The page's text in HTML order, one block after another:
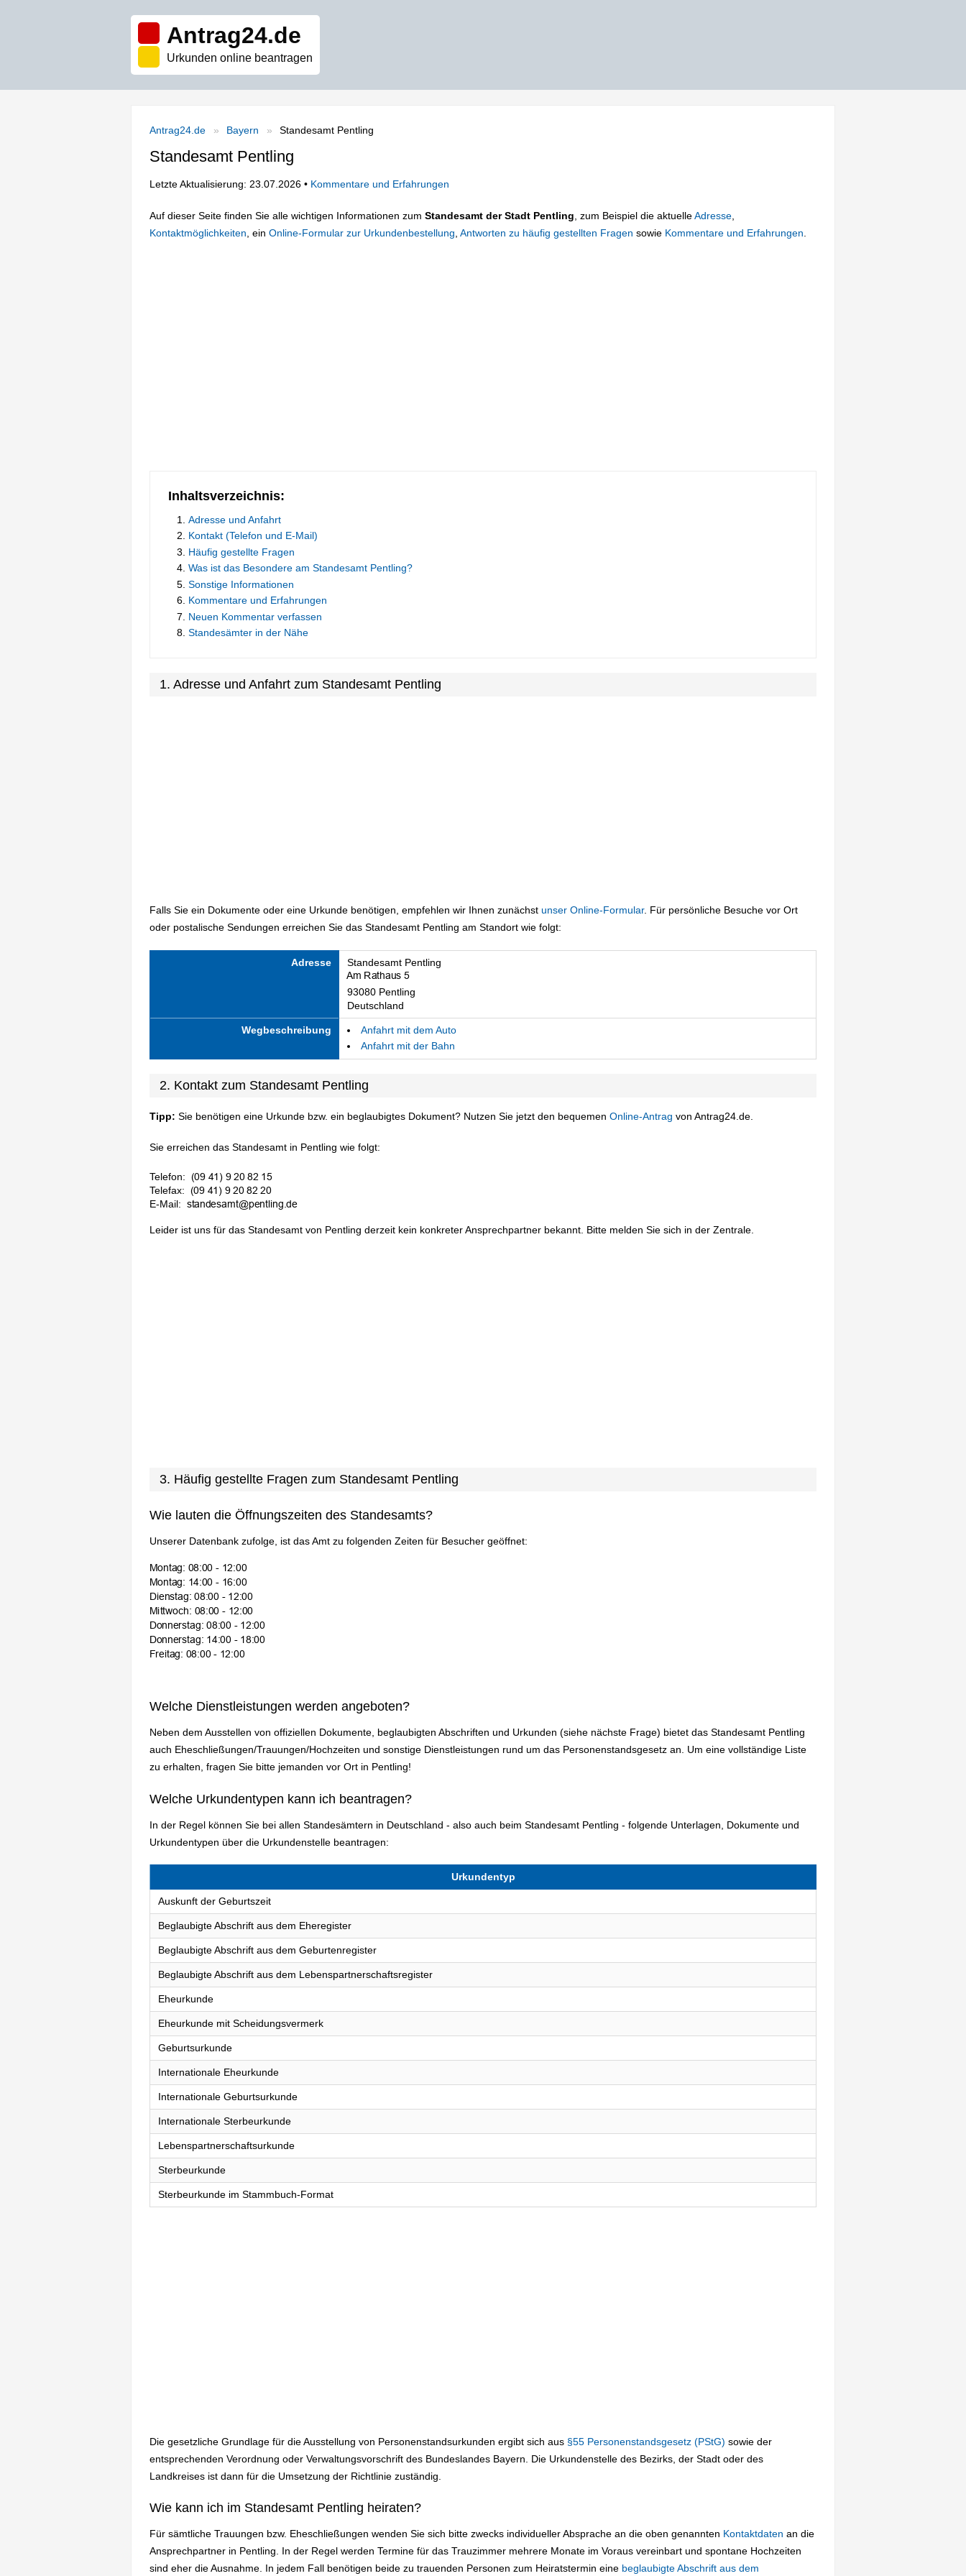
Antrag24.de
Urkunden online beantragen
Antrag24.de Bayern Standesamt Pentling
Standesamt Pentling
Letzte Aktualisierung: 23.07.2026 • Kommentare und Erfahrungen
Auf dieser Seite finden Sie alle wichtigen Informationen zum Standesamt der Stadt Pentling , zum Beispiel die aktuelleAdresse
Kontaktmöglichkeiten , ein Online-Formular zur Urkundenbestellung Antworten zu häufig gestellten Fragen sowie Kommentare und Erfahrungen
Inhaltsverzeichnis:
Adresse und Anfahrt
Kontakt (Telefon und E-Mail)
Häufig gestellte Fragen
Was ist das Besondere am Standesamt Pentling?
Sonstige Informationen
Kommentare und Erfahrungen
Neuen Kommentar verfassen
Standesämter in der Nähe
1. Adresse und Anfahrt zum Standesamt Pentling
Falls Sie ein Dokumente oder eine Urkunde benötigen, empfehlen wir Ihnen zunächst unser Online-Formular. Für persönliche Besuche vor Ort
oder postalische Sendungen erreichen Sie das Standesamt Pentling am Standort wie folgt:
Adresse Standesamt Pentling
93080 Pentling
Deutschland
Wegbeschreibung
Anfahrt mit dem Auto
Anfahrt mit der Bahn
2. Kontakt zum Standesamt Pentling
Tipp: Sie benötigen eine Urkunde bzw. ein beglaubigtes Dokument? Nutzen Sie jetzt den bequemen Online-Antrag von Antrag24.de.
Sie erreichen das Standesamt in Pentling wie folgt:
Telefon:
Telefax:
E-Mail:
Leider ist uns für das Standesamt von Pentling derzeit kein konkreter Ansprechpartner bekannt. Bitte melden Sie sich in der Zentrale.
3. Häufig gestellte Fragen zum Standesamt Pentling
Wie lauten die Öffnungszeiten des Standesamts?
Unserer Datenbank zufolge, ist das Amt zu folgenden Zeiten für Besucher geöffnet:
Welche Dienstleistungen werden angeboten?
Neben dem Ausstellen von offiziellen Dokumente, beglaubigten Abschriften und Urkunden (siehe nächste Frage) bietet das Standesamt Pentling
auch Eheschließungen/Trauungen/Hochzeiten und sonstige Dienstleistungen rund um das Personenstandsgesetz an. Um eine vollständige Liste
zu erhalten, fragen Sie bitte jemanden vor Ort in Pentling!
Welche Urkundentypen kann ich beantragen?
In der Regel können Sie bei allen Standesämtern in Deutschland - also auch beim Standesamt Pentling - folgende Unterlagen, Dokumente und
Urkundentypen über die Urkundenstelle beantragen:
Urkundentyp
Auskunft der Geburtszeit
Beglaubigte Abschrift aus dem Eheregister
Beglaubigte Abschrift aus dem Geburtenregister
Beglaubigte Abschrift aus dem Lebenspartnerschaftsregister
Eheurkunde
Eheurkunde mit Scheidungsvermerk
Geburtsurkunde
Internationale Eheurkunde
Internationale Geburtsurkunde
Internationale Sterbeurkunde
Lebenspartnerschaftsurkunde
Sterbeurkunde
Sterbeurkunde im Stammbuch-Format
Die gesetzliche Grundlage für die Ausstellung von Personenstandsurkunden ergibt sich aus §55 Personenstandsgesetz (PStG) sowie der
entsprechenden Verordnung oder Verwaltungsvorschrift des Bundeslandes Bayern. Die Urkundenstelle des Bezirks, der Stadt oder des
Landkreises ist dann für die Umsetzung der Richtlinie zuständig.
Wie kann ich im Standesamt Pentling heiraten?
Für sämtliche Trauungen bzw. Eheschließungen wenden Sie sich bitte zwecks individueller Absprache an die oben genannten Kontaktdaten an die
Ansprechpartner in Pentling. In der Regel werden Termine für das Trauzimmer mehrere Monate im Voraus vereinbart und spontane Hochzeiten
sind eher die Ausnahme. In jedem Fall benötigen beide zu trauenden Personen zum Heiratstermin eine beglaubigte Abschrift aus dem